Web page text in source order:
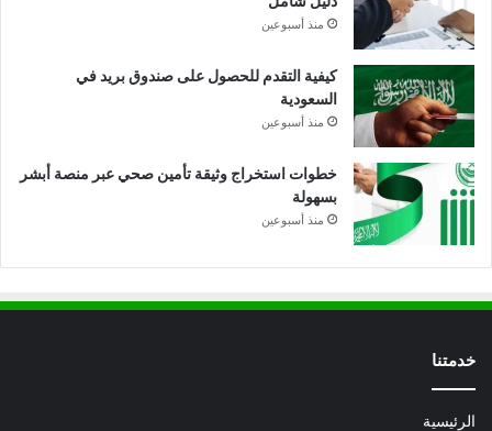
منذ أسبوعين
كيفية التقدم للحصول على صندوق بريد في
السعودية
منذ أسبوعين
خطوات استخراج وثيقة تأمين صحي عبر منصة أبشر
بسهولة
منذ أسبوعين
خدمتنا
الرئيسية